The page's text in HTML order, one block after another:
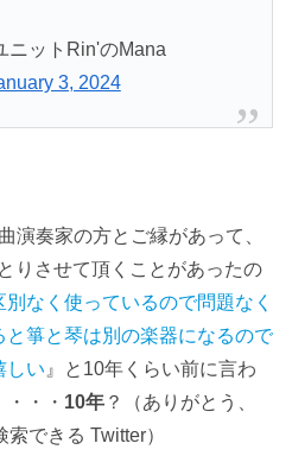
ットRin'のMana
3, 2024
演奏家の方とご縁があって、
りさせて頂くことがあったの
なく使っているので問題なく
箏と琴は別の楽器になるので
しい 』と10年くらい前に言わ
・・ 10年 ？（ありがとう、
できる Twitter）